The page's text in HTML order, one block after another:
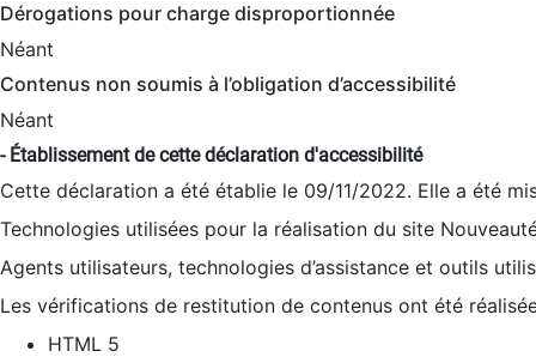
Dérogations pour charge disproportionnée
Néant
Contenus non soumis à l’obligation d’accessibilité
Néant
- Établissement de cette déclaration d'accessibilité
Cette déclaration a été établie le 09/11/2022. Elle a été
Technologies utilisées pour la réalisation du site
Agents utilisateurs, technologies d’assistance et outils
Les vérifications de restitution de contenus ont été
HTML 5